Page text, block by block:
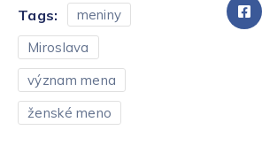
Tags:
meniny
Miroslava
význam mena
ženské meno